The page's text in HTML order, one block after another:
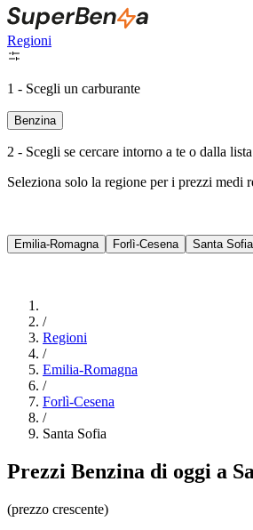
Regioni
1 - Scegli un carburante
Benzina
2 - Scegli se cercare intorno a te o dalla lista
Seleziona solo la regione per i prezzi medi
Emilia-Romagna Forlì-Cesena Santa Sofia
/
Regioni
/
Emilia-Romagna
/
Forlì-Cesena
/
Santa Sofia
Prezzi Benzina di oggi a
(prezzo crescente)